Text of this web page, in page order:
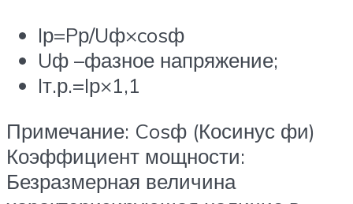
Iр=Pр/Uф×cosф
Uф –фазное напряжение;
Iт.р.=Iр×1,1
Примечание: Cosф (Косинус фи)
Коэффициент мощности:
Безразмерная величина